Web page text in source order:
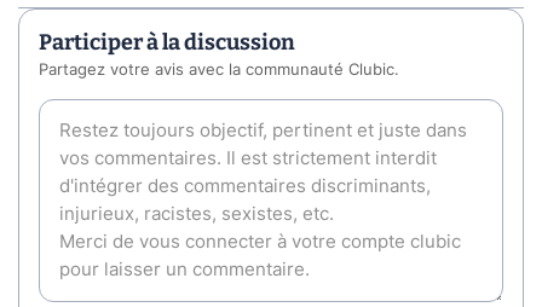
Participer à la discussion
Partagez votre avis avec la communauté Clubic.